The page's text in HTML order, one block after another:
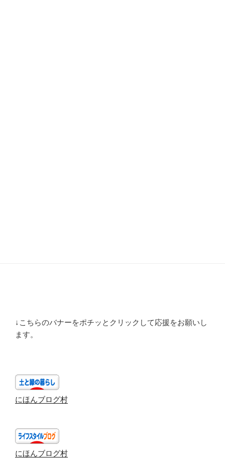
↓こちらのバナーをポチッとクリックして応援をお願いし
ます。
にほんブログ村
にほんブログ村